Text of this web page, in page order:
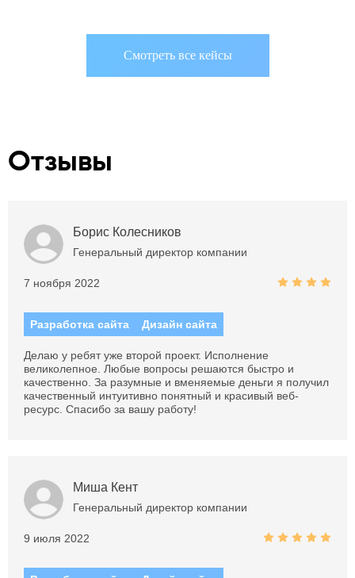
Смотреть все кейсы
Отзывы
Борис Колесников
Генеральный директор компании
7 ноября 2022
Разработка сайта Дизайн сайта
Делаю у ребят уже второй проект. Исполнение
великолепное. Любые вопросы решаются быстро и
качественно. За разумные и вменяемые деньги я получил
качественный интуитивно понятный и красивый веб-
ресурс. Спасибо за вашу работу!
Миша Кент
Генеральный директор компании
9 июля 2022